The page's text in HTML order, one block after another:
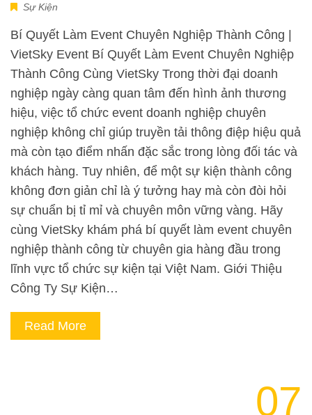
Sự Kiện
Bí Quyết Làm Event Chuyên Nghiệp Thành Công |
VietSky Event Bí Quyết Làm Event Chuyên Nghiệp
Thành Công Cùng VietSky Trong thời đại doanh
nghiệp ngày càng quan tâm đến hình ảnh thương
hiệu, việc tổ chức event doanh nghiệp chuyên
nghiệp không chỉ giúp truyền tải thông điệp hiệu quả
mà còn tạo điểm nhấn đặc sắc trong lòng đối tác và
khách hàng. Tuy nhiên, để một sự kiện thành công
không đơn giản chỉ là ý tưởng hay mà còn đòi hỏi
sự chuẩn bị tỉ mỉ và chuyên môn vững vàng. Hãy
cùng VietSky khám phá bí quyết làm event chuyên
nghiệp thành công từ chuyên gia hàng đầu trong
lĩnh vực tổ chức sự kiện tại Việt Nam. Giới Thiệu
Công Ty Sự Kiện…
Read More
07